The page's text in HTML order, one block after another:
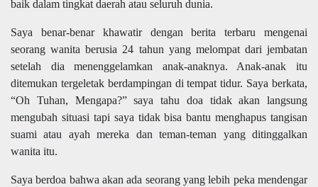
baik dalam tingkat daerah atau seluruh dunia.
Saya benar-benar khawatir dengan berita terbaru mengenai
seorang wanita berusia 24 tahun yang melompat dari jembatan
setelah dia menenggelamkan anak-anaknya. Anak-anak itu
ditemukan tergeletak berdampingan di tempat tidur. Saya berkata,
“Oh Tuhan, Mengapa?” saya tahu doa tidak akan langsung
mengubah situasi tapi saya tidak bisa bantu menghapus tangisan
suami atau ayah mereka dan teman-teman yang ditinggalkan
wanita itu.
Saya berdoa bahwa akan ada seorang yang lebih peka mendengar